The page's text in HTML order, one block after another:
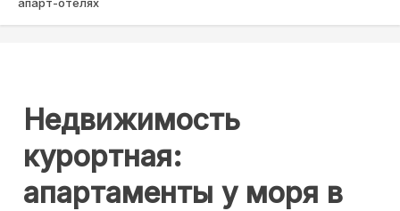
Недвижимость
курортная:
апартаменты у моря в